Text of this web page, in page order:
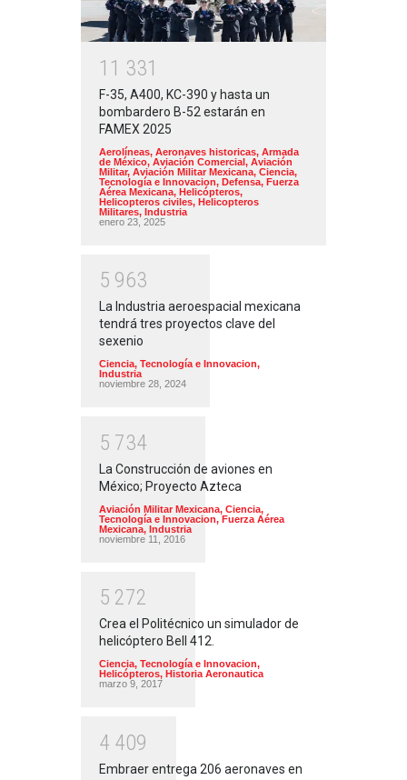
1 1 331
F-35, A400, KC-390 y hasta un
bombardero B-52 estarán en
FAMEX 2025
Aerolíneas, Aeronaves historicas, Armada
de México, Aviación Comercial, Aviación
Militar, Aviación Militar Mexicana, Ciencia,
Tecnología e Innovacion, Defensa, Fuerza
Aérea Mexicana, Helicópteros,
Helicopteros civiles, Helicopteros
Militares, Industria
enero 23, 2025
5 963
La Industria aeroespacial mexicana
tendrá tres proyectos clave del
sexenio
Ciencia, Tecnología e Innovacion,
Industria
noviembre 28, 2024
5 734
La Construcción de aviones en
México; Proyecto Azteca
Aviación Militar Mexicana, Ciencia,
Tecnología e Innovacion, Fuerza Aérea
Mexicana, Industria
noviembre 11, 2016
5 272
Crea el Politécnico un simulador de
helicóptero Bell 412.
Ciencia, Tecnología e Innovacion,
Helicópteros, Historia Aeronautica
marzo 9, 2017
4 409
Embraer entrega 206 aeronaves en